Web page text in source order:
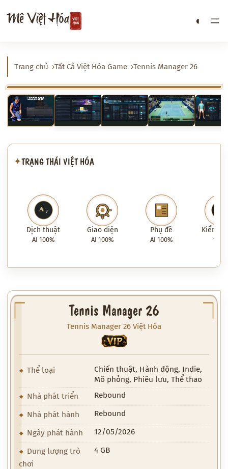
đến
nội
dung
Mê Việt Hóa ◐
Trang chủ Tất Cả Việt Hóa Game Tennis Manager 26
‹ ›
✦TRẠNG THÁI VIỆT HÓA
Dịch thuật
AI 100%
Giao diện
AI 100%
Phụ đề
AI 100%
Kiểm
100%
Tennis Manager 26
Tennis Manager 26 Việt Hóa
VIP
Thể loại
Chiến thuật, Hành động, Indie,
Mô phỏng, Phiêu lưu, Thể thao
Nhà phát triển
Rebound
Nhà phát hành Rebound
Ngày phát hành 12/05/2026
Dung lượng trò
chơi
4 GB